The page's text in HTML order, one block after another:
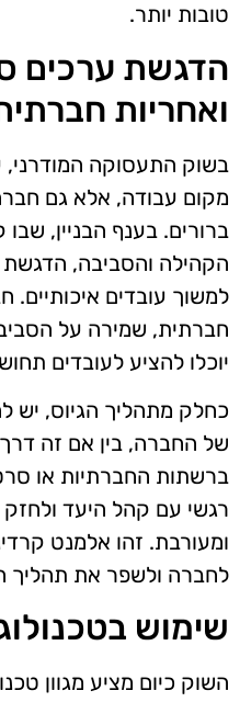
טובות יותר.
הדגשת ערכים
ואחריות
בשוק התעסוקה
מקום עבודה, אלא גם
ברורים. בענף הבניין,
הקהילה והסביבה, הדגשת
למשוך עובדים איכותיים.
חברתית, שמירה על
יוכלו להציע לעובדים
כחלק מתהליך הגיוס, יש
של החברה, בין אם זה
ברשתות החברתיות או
רגשי עם קהל היעד
ומעורבת. זהו אלמנט
לחברה ולשפר את תהליך
שימוש
השוק כיום מציע מגוון